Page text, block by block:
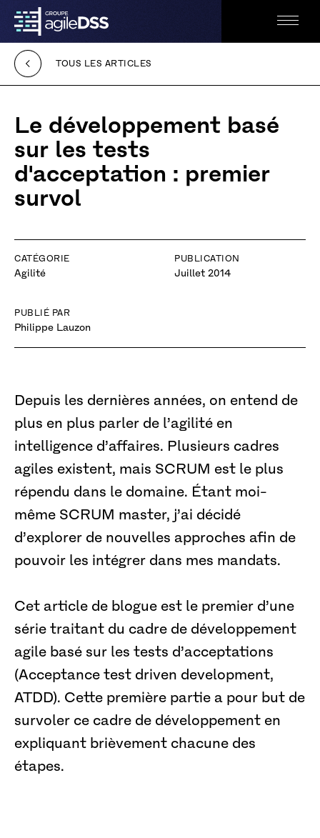
Retour
à
l'accueil
Ouvrir
menu
AccessibilitéTOUS LES ARTICLES
Le développement basé
sur les tests
d'acceptation : premier
survol
CATÉGORIE
Agilité
PUBLICATION
Juillet 2014
PUBLIÉ PAR
Philippe Lauzon
Depuis les dernières années, on entend de
plus en plus parler de l’agilité en
intelligence d’affaires. Plusieurs cadres
agiles existent, mais SCRUM est le plus
répendu dans le domaine. Étant moi-
même SCRUM master, j’ai décidé
d’explorer de nouvelles approches afin de
pouvoir les intégrer dans mes mandats.
Cet article de blogue est le premier d’une
série traitant du cadre de développement
agile basé sur les tests d’acceptations
(Acceptance test driven development,
ATDD). Cette première partie a pour but de
survoler ce cadre de développement en
expliquant brièvement chacune des
étapes.